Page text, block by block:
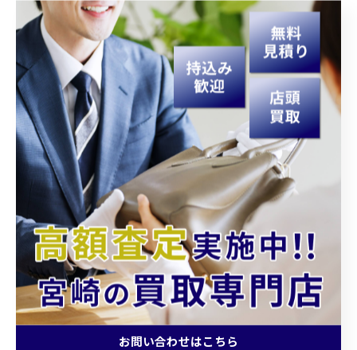
関連タグ
#宮崎 #買取 #生前整理 #遺品整理
カテゴリー Categories
全てのカテゴリー
持ち込み
査定
引越し
片付け
お問い合わせはこちら